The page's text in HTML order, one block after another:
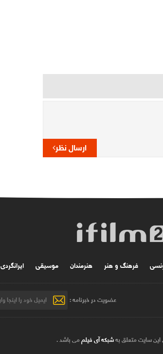
ارسال نظر
فرهنگ و هنر هنرمندان موسیقی ایرانگردی
عضویت در خبرنامه :
این سایت متعلق بهشبکه آی فیلممی باشد .